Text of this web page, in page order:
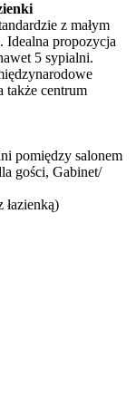
z małym
propozycja
5 sypialni.
także centrum
pomiędzy salonem
gości, Gabinet/